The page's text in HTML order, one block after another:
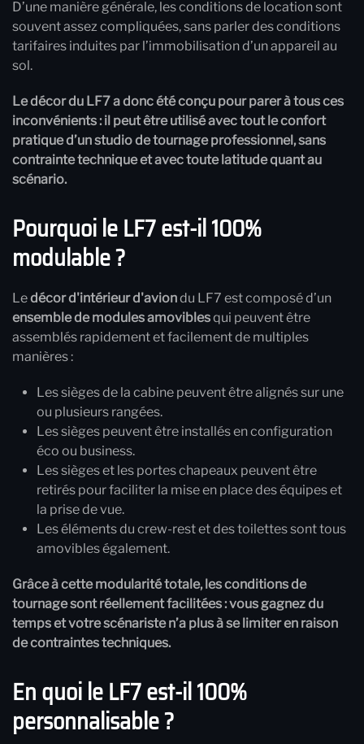
D’une manière générale, les conditions de location sont
souvent assez compliquées, sans parler des conditions
tarifaires induites par l’immobilisation d’un appareil au
sol.
Le décor du LF7 a donc été conçu pour parer à tous ces
inconvénients : il peut être utilisé avec tout le confort
pratique d’un studio de tournage professionnel, sans
contrainte technique et avec toute latitude quant au
scénario.
Pourquoi le LF7 est-il 100%
modulable ?
Ledécor d'intérieur d'aviondu LF7 est composé d’un
ensemble de modules amoviblesqui peuvent être
assemblés rapidement et facilement de multiples
manières :
Les sièges de la cabine peuvent être alignés sur une
ou plusieurs rangées.
Les sièges peuvent être installés en configuration
éco ou business.
Les sièges et les portes chapeaux peuvent être
retirés pour faciliter la mise en place des équipes et
la prise de vue.
Les éléments du crew-rest et des toilettes sont tous
amovibles également.
Grâce à cette modularité totale, les conditions de
tournage sont réellement facilitées : vous gagnez du
temps et votre scénariste n’a plus à se limiter en raison
de contraintes techniques.
En quoi le LF7 est-il 100%
personnalisable ?